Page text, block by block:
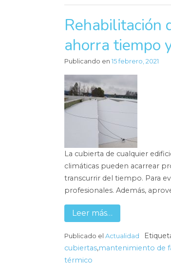
Rehabilitación
ahorra tiempo
Publicando en 15 febrero, 2021
La cubierta de cualquier
climáticas pueden acarrear
transcurrir del tiempo. Para
profesionales. Además,
Leer más…
Publicado el Actualidad
cubiertas,mantenimiento de
térmico